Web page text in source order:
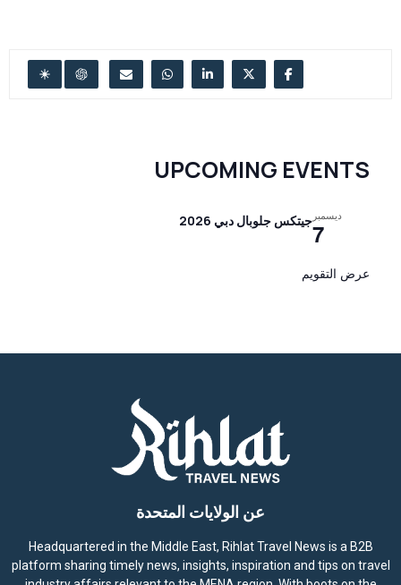
UPCOMING EVENTS
ديسمبر
7جيتكس جلوبال دبي 2026
عرض التقويم
عن الولايات المتحدة
Headquartered in the Middle East, Rihlat Travel News is a B2B
platform sharing timely news, insights, inspiration and tips on travel